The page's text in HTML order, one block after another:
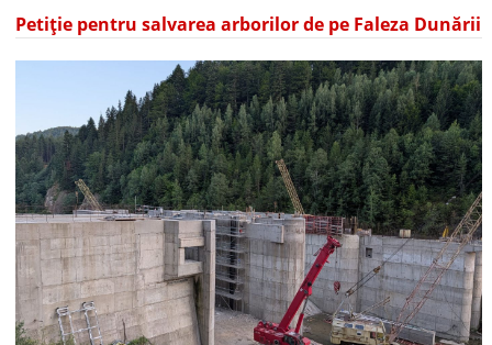
Petiție pentru salvarea arborilor de pe Faleza Dunării